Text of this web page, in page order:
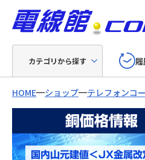
カテゴリから探す
HOME ショップ テレフォンコ
銅価格情報
国内山元建値＜JX金属改